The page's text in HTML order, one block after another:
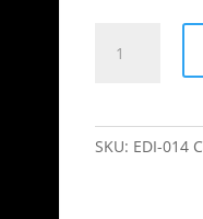
SKU: EDI-014